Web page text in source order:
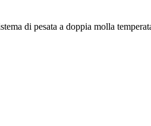
di pesata a doppia molla